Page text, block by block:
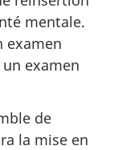
mentale.
examen
examen
de
la mise en